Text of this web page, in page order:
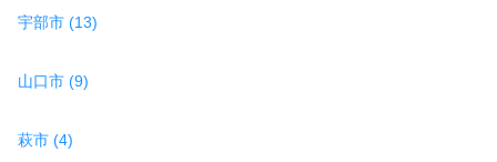
宇部市 (13)
山口市 (9)
萩市 (4)